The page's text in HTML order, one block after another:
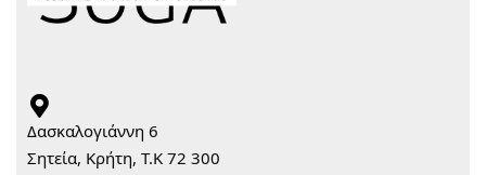
Δασκαλογιάννη 6
Σητεία, Κρήτη, Τ.Κ 72 300